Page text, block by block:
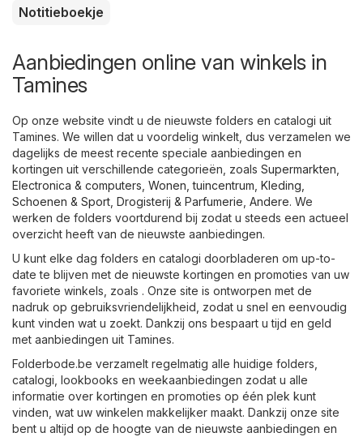
Notitieboekje
Aanbiedingen online van winkels in
Tamines
Op onze website vindt u de nieuwste folders en catalogi uit
Tamines. We willen dat u voordelig winkelt, dus verzamelen we
dagelijks de meest recente speciale aanbiedingen en
kortingen uit verschillende categorieën, zoals Supermarkten
Electronica & computers Wonen, tuincentrum Kleding,
Schoenen & Sport Drogisterij & Parfumerie Andere. We
werken de folders voortdurend bij zodat u steeds een actueel
overzicht heeft van de nieuwste aanbiedingen.
U kunt elke dag folders en catalogi doorbladeren om up-to-
date te blijven met de nieuwste kortingen en promoties van uw
favoriete winkels, zoals . Onze site is ontworpen met de
nadruk op gebruiksvriendelijkheid, zodat u snel en eenvoudig
kunt vinden wat u zoekt. Dankzij ons bespaart u tijd en geld
met aanbiedingen uit Tamines.
Folderbode.be verzamelt regelmatig alle huidige folders,
catalogi, lookbooks en weekaanbiedingen zodat u alle
informatie over kortingen en promoties op één plek kunt
vinden, wat uw winkelen makkelijker maakt. Dankzij onze site
bent u altijd op de hoogte van de nieuwste aanbiedingen en